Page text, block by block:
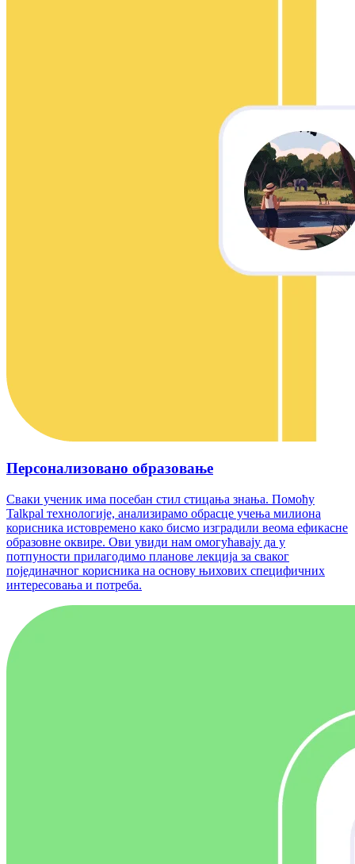
Персонализовано образовање
Сваки ученик има посебан стил стицања знања. Помоћу
Talkpal технологије, анализирамо обрасце учења милиона
корисника истовремено како бисмо изградили веома ефикасне
образовне оквире. Ови увиди нам омогућавају да у
потпуности прилагодимо планове лекција за сваког
појединачног корисника на основу њихових специфичних
интересовања и потреба.